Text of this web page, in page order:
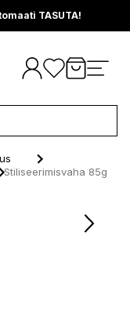
TASUTA!
Stiliseerimisvaha 85g